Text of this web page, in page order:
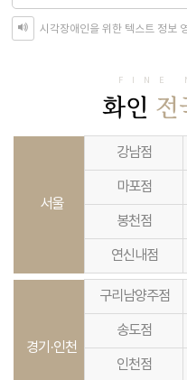
시각장애인을 위한 텍스트 정보
FINE
화인 전
서울
강남점
마포점
봉천점
연신내점
경기·인천
구리남양주점
송도점
인천점